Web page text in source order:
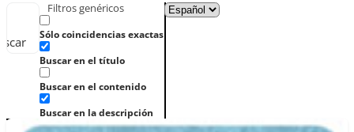
Filtros genéricos
Sólo coincidencias exactas
Buscar en el título
Buscar en el contenido
Buscar en la descripción